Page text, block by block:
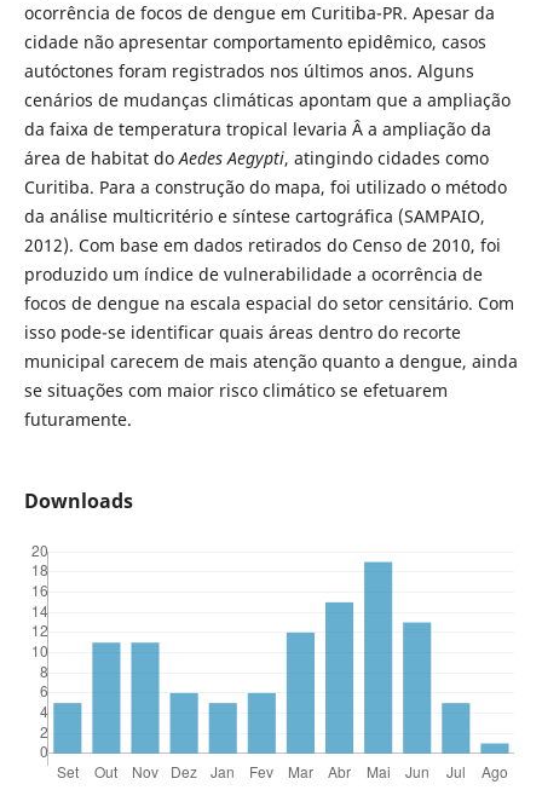
ocorrência de focos de dengue em Curitiba-PR. Apesar da
cidade não apresentar comportamento epidêmico, casos
autóctones foram registrados nos últimos anos. Alguns
cenários de mudanças climáticas apontam que a ampliação
da faixa de temperatura tropical levaria Â a ampliação da
área de habitat doAedes Aegypti, atingindo cidades como
Curitiba. Para a construção do mapa, foi utilizado o método
da análise multicritério e síntese cartográfica (SAMPAIO,
2012). Com base em dados retirados do Censo de 2010, foi
produzido um índice de vulnerabilidade a ocorrência de
focos de dengue na escala espacial do setor censitário. Com
isso pode-se identificar quais áreas dentro do recorte
municipal carecem de mais atenção quanto a dengue, ainda
se situações com maior risco climático se efetuarem
futuramente.
Downloads